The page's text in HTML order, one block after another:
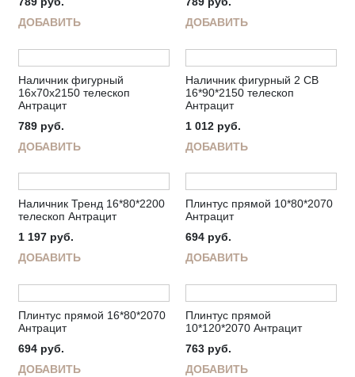
ДОБАВИТЬ
ДОБАВИТЬ
Наличник фигурный
16х70х2150 телескоп
Антрацит
789 руб.
ДОБАВИТЬ
Наличник фигурный 2 СВ
16*90*2150 телескоп
Антрацит
1 012 руб.
ДОБАВИТЬ
Наличник Тренд 16*80*2200
телескоп Антрацит
1 197 руб.
ДОБАВИТЬ
Плинтус прямой 10*80*2070
Антрацит
694 руб.
ДОБАВИТЬ
Плинтус прямой 16*80*2070
Антрацит
694 руб.
ДОБАВИТЬ
Плинтус прямой
10*120*2070 Антрацит
763 руб.
ДОБАВИТЬ